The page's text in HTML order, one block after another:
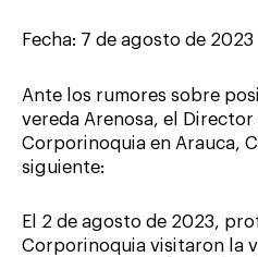
Fecha: 7 de agosto de 2023
Ante los rumores sobre
vereda Arenosa, el
Corporinoquia en Arauca,
siguiente:
El 2 de agosto de 2023,
Corporinoquia visitaron la